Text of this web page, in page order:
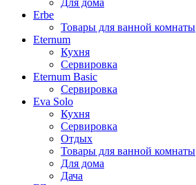
Для дома
Erbe
Товары для ванной комнаты
Eternum
Кухня
Сервировка
Eternum Basic
Сервировка
Eva Solo
Кухня
Сервировка
Отдых
Товары для ванной комнаты
Для дома
Дача